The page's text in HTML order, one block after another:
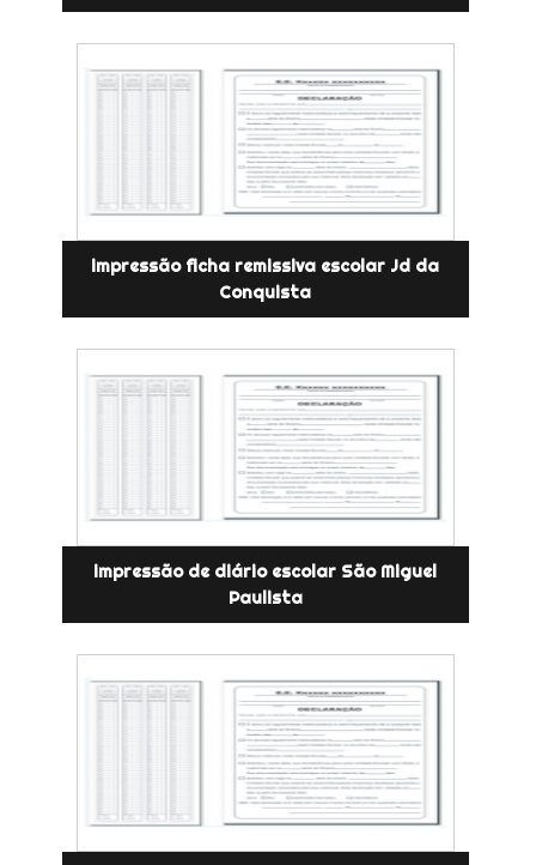
impressão ficha remissiva escolar Jd da
Conquista
impressão de diário escolar São Miguel
Paulista